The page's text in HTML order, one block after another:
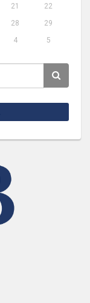
21
22
28
29
4 5